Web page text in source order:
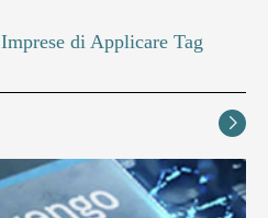
di Applicare Tag
